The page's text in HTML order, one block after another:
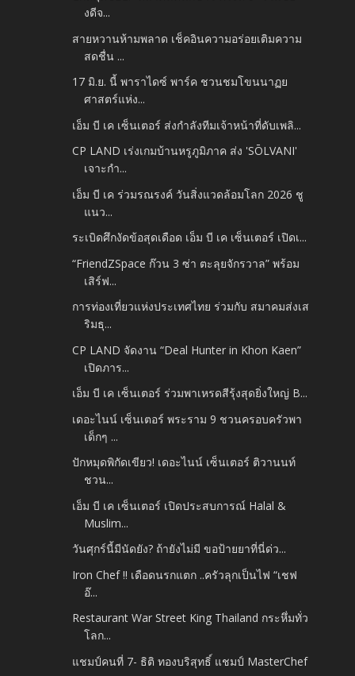
งดีจ...
สายหวานห้ามพลาด เช็คอินความอร่อยเติมความ
สดชื่น ...
17 มิ.ย. นี้ พาราไดซ์ พาร์ค ชวนชมโขนนาฏย
ศาสตร์แห่ง...
เอ็ม บี เค เซ็นเตอร์ ส่งกำลังทีมเจ้าหน้าที่ดับเพลิ...
CP LAND เร่งเกมบ้านหรูภูมิภาค ส่ง 'SŌLVANI'
เจาะกำ...
เอ็ม บี เค ร่วมรณรงค์ วันสิ่งแวดล้อมโลก 2026 ชู
แนว...
ระเบิดศึกงัดข้อสุดเดือด เอ็ม บี เค เซ็นเตอร์ เปิดเ...
“FriendZSpace ก๊วน 3 ซ่า ตะลุยจักรวาล” พร้อม
เสิร์ฟ...
การท่องเที่ยวแห่งประเทศไทย ร่วมกับ สมาคมส่งเส
ริมธุ...
CP LAND จัดงาน “Deal Hunter in Khon Kaen”
เปิดภาร...
เอ็ม บี เค เซ็นเตอร์ ร่วมพาเหรดสีรุ้งสุดยิ่งใหญ่ B...
เดอะไนน์ เซ็นเตอร์ พระราม 9 ชวนครอบครัวพา
เด็กๆ ...
ปักหมุดพิกัดเขียว! เดอะไนน์ เซ็นเตอร์ ติวานนท์
ชวน...
เอ็ม บี เค เซ็นเตอร์ เปิดประสบการณ์ Halal &
Muslim...
วันศุกร์นี้มีนัดยัง? ถ้ายังไม่มี ขอป้ายยาที่นี่ด่ว...
Iron Chef !! เดือดนรกแตก ..ครัวลุกเป็นไฟ “เชฟ
อ๊...
Restaurant War Street King Thailand กระหึ่มทั่ว
โลก...
แชมป์คนที่ 7- ธิติ ทองบริสุทธิ์ แชมป์ MasterChef